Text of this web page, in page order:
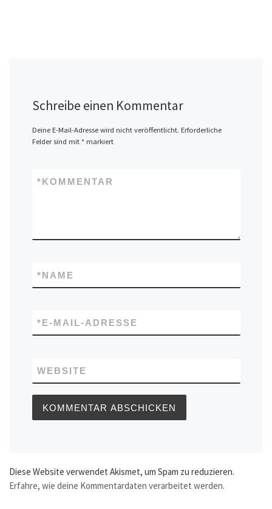
Schreibe einen Kommentar
Deine E-Mail-Adresse wird nicht veröffentlicht. Erforderliche
Felder sind mit *markiert
KOMMENTAR
*
NAME
*
E-MAIL-ADRESSE
*
WEBSITE
Diese Website verwendet Akismet, um Spam zu reduzieren.
Erfahre, wie deine Kommentardaten verarbeitet werden.